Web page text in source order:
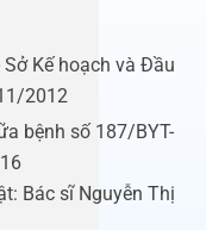
Kế hoạch và Đầu
2012
bệnh số 187/BYT-
Bác sĩ Nguyễn Thị